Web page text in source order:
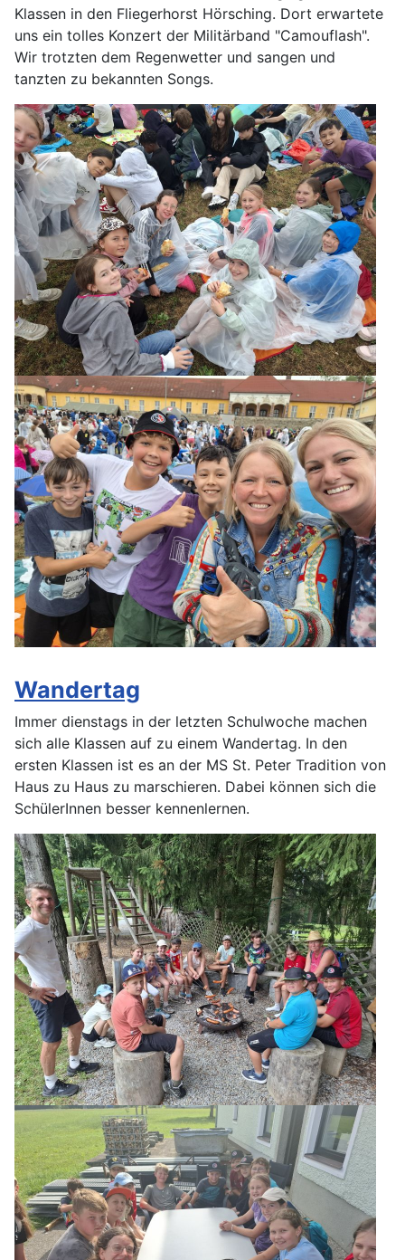
Klassen in den Fliegerhorst Hörsching. Dort erwartete
uns ein tolles Konzert der Militärband "Camouflash".
Wir trotzten dem Regenwetter und sangen und
tanzten zu bekannten Songs.
Wandertag
Immer dienstags in der letzten Schulwoche machen
sich alle Klassen auf zu einem Wandertag. In den
ersten Klassen ist es an der MS St. Peter Tradition von
Haus zu Haus zu marschieren. Dabei können sich die
SchülerInnen besser kennenlernen.